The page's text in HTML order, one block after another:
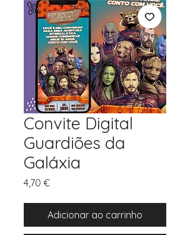
Convite Digital
Guardiões da
Galáxia
4,70 €Preço
Adicionar ao carrinho